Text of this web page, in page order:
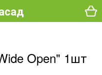
Open" 1шт